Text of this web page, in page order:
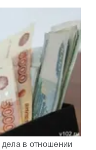
в отношении